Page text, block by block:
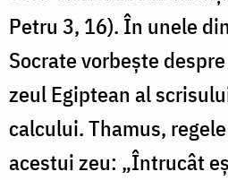
Petru 3, 16). În unele
Socrate vorbește
zeul Egiptean al
calcului. Thamus,
acestui zeu: „Întrucât